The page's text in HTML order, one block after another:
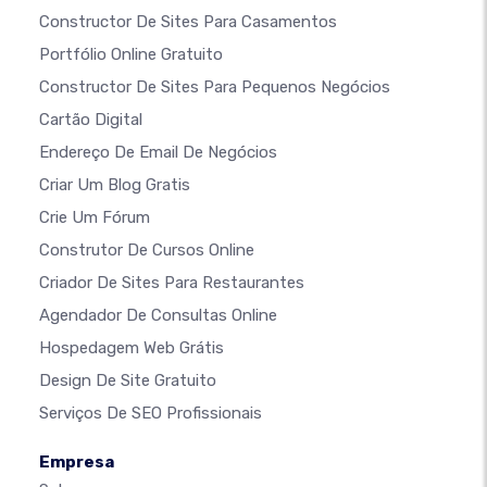
Constructor De Sites Para Casamentos
Portfólio Online Gratuito
Constructor De Sites Para Pequenos Negócios
Cartão Digital
Endereço De Email De Negócios
Criar Um Blog Gratis
Crie Um Fórum
Construtor De Cursos Online
Criador De Sites Para Restaurantes
Agendador De Consultas Online
Hospedagem Web Grátis
Design De Site Gratuito
Serviços De SEO Profissionais
Empresa